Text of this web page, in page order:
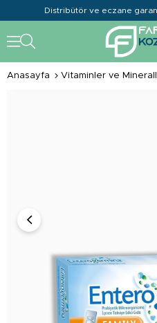
Distribütör ve eczane
Anasayfa Vitaminler ve